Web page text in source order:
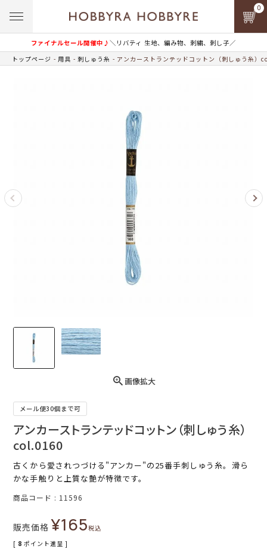
ファイナルセール開催中♪＼リバティ 生地、編み物、刺繍、刺し子／
0
トップページ 用具 刺しゅう糸 アンカーストランテッドコットン（刺しゅう糸）
画像拡大
メール便30個まで可
アンカーストランテッドコットン（刺しゅう糸）
col.0160
古くから愛されつづける"アンカー"の25番手刺しゅう糸。滑ら
かな手触りと上質な艶が特徴です。
商品コード 11596
販売価格 ¥165税込
[ 8 ポイント進呈 ]